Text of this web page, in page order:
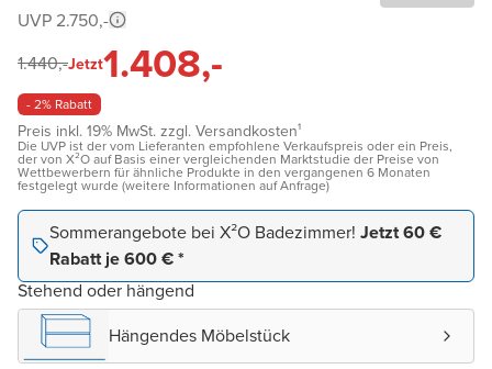
UVP 2.750,-
1.440,-Jetzt1.408,-
- 2% Rabatt
Preis inkl. 19% MwSt. zzgl. Versandkosten¹
Die UVP ist der vom Lieferanten empfohlene Verkaufspreis oder ein Preis,
der von X²O auf Basis einer vergleichenden Marktstudie der Preise von
Wettbewerbern für ähnliche Produkte in den vergangenen 6 Monaten
festgelegt wurde (weitere Informationen auf Anfrage)
Sommerangebote bei X²O Badezimmer! Jetzt 60 €
Rabatt je 600 € *
Stehend oder hängend
Hängendes Möbelstück